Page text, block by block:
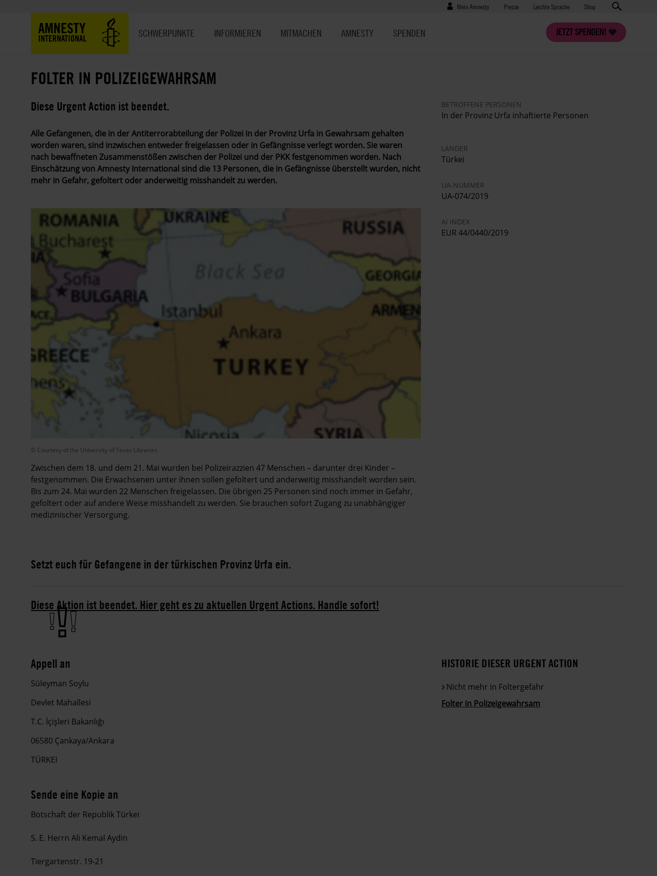
Benutzermenü
Mein Amnesty Presse
Presse Leichte Sprache Shop
AMNESTY
INTERNATIONAL
JETZT SPENDEN!
SCHWERPUNKTE INFORMIEREN MITMACHEN AMNESTY SPENDEN
FOLTER IN POLIZEIGEWAHRSAM
Diese Urgent Action ist beendet.
Alle Gefangenen, die in der Antiterrorabteilung der Polizei in der Provinz Urfa in Gewahrsam gehalten
worden waren, sind inzwischen entweder freigelassen oder in Gefängnisse verlegt worden. Sie waren
nach bewaffneten Zusammenstößen zwischen der Polizei und der PKK festgenommen worden. Nach
Einschätzung von Amnesty International sind die 13 Personen, die in Gefängnisse überstellt wurden, nicht
mehr in Gefahr, gefoltert oder anderweitig misshandelt zu werden.
© Courtesy of the University of Texas Libraries
Zwischen dem 18. und dem 21. Mai wurden bei Polizeirazzien 47 Menschen – darunter drei Kinder –
festgenommen. Die Erwachsenen unter ihnen sollen gefoltert und anderweitig misshandelt worden sein.
Bis zum 24. Mai wurden 22 Menschen freigelassen. Die übrigen 25 Personen sind noch immer in Gefahr,
gefoltert oder auf andere Weise misshandelt zu werden. Sie brauchen sofort Zugang zu unabhängiger
medizinischer Versorgung.
BETROFFENE PERSONEN
In der Provinz Urfa inhaftierte Personen
LÄNDER
Türkei
UA-NUMMER
UA-074/2019
AI INDEX
EUR 44/0440/2019
Setzt euch für Gefangene in der türkischen Provinz Urfa ein.
Diese Aktion ist beendet. Hier geht es zu aktuellen Urgent Actions. Handle sofort!
Appell an
Süleyman Soylu
Devlet Mahallesi
T.C. İçişleri Bakanlığı
06580 Çankaya/Ankara
TÜRKEI
Sende eine Kopie an
Botschaft der Republik Türkei
S. E. Herrn Ali Kemal Aydin
Tiergartenstr. 19-21
HISTORIE DIESER URGENT ACTION
Nicht mehr in Foltergefahr
Folter in Polizeigewahrsam